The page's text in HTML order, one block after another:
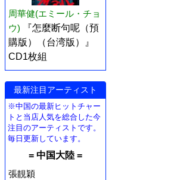
周華健(エミール・チョ
ウ)
『怎麼断句呢（預
購版）（台湾版）』
CD1枚組
最新注目アーティスト
※中国の最新ヒットチャー
トと当店人気を総合した今
注目のアーティストです。
毎日更新しています。
= 中国大陸 =
張靚穎